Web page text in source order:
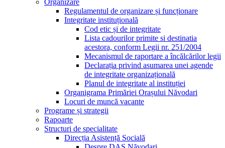
Organizare
Regulamentul de organizare și funcționare
Integritate instituțională
Cod etic și de integritate
Lista cadourilor primite si destinatia
acestora, conform Legii nr. 251/2004
Mecanismul de raportare a încălcărilor legii
Declarația privind asumarea unei agende
de integritate organizațională
Planul de integritate al instituției
Organigrama Primăriei Orașului Năvodari
Locuri de muncă vacante
Programe și strategii
Rapoarte
Structuri de specialitate
Direcția Asistență Socială